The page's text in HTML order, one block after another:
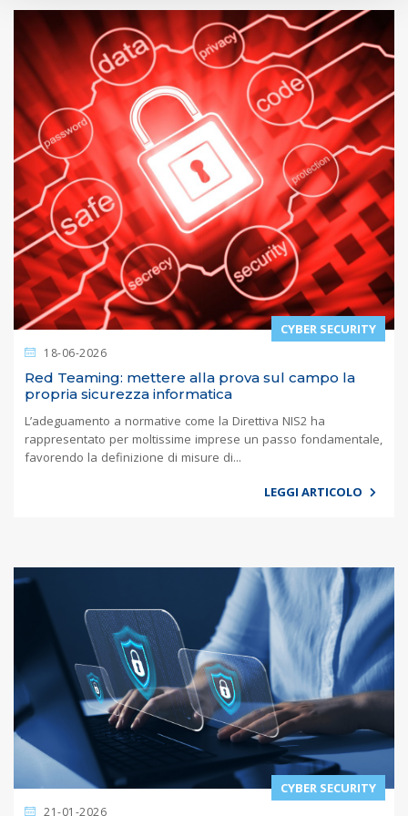
CYBER SECURITY
18-06-2026
Red Teaming: mettere alla prova sul campo la
propria sicurezza informatica
L’adeguamento a normative come la Direttiva NIS2 ha
rappresentato per moltissime imprese un passo fondamentale,
favorendo la definizione di misure di...
LEGGI ARTICOLO
CYBER SECURITY
21-01-2026